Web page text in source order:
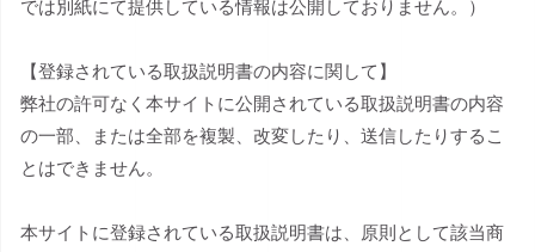
では別紙にて提供している情報は公開しておりません。）
【登録されている取扱説明書の内容に関して】
弊社の許可なく本サイトに公開されている取扱説明書の内容
の一部、または全部を複製、改変したり、送信したりするこ
とはできません。
本サイトに登録されている取扱説明書は、原則として該当商